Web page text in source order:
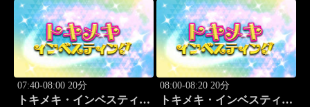
07:40-08:00 20分
トキメキ・インベスティン
08:00-08:20 20分
トキメキ・インベスティン